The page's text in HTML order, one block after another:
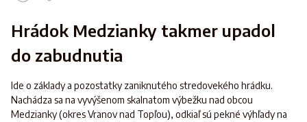
Hrádok Medzianky takmer upadol
do zabudnutia
Ide o základy a pozostatky zaniknutého stredovekého hrádku.
Nachádza sa na vyvýšenom skalnatom výbežku nad obcou
Medzianky (okres Vranov nad Topľou), odkiaľ sú pekné výhľady na